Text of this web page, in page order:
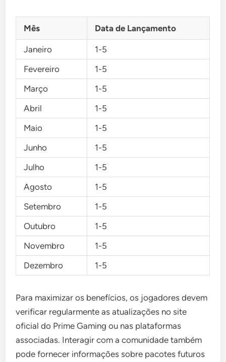
Mês Data de Lançamento
Janeiro
1-5
Fevereiro
1-5
Março
1-5
Abril
1-5
Maio
1-5
Junho
1-5
Julho
1-5
Agosto
1-5
Setembro
1-5
Outubro
1-5
Novembro
1-5
Dezembro
1-5
Para maximizar os benefícios, os jogadores devem
verificar regularmente as atualizações no site
oficial do Prime Gaming ou nas plataformas
associadas. Interagir com a comunidade também
pode fornecer informações sobre pacotes futuros